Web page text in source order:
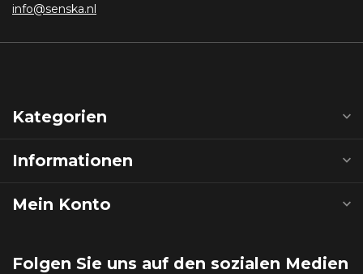
info@senska.nl
Kategorien
Informationen
Mein Konto
Folgen Sie uns auf den sozialen Medien